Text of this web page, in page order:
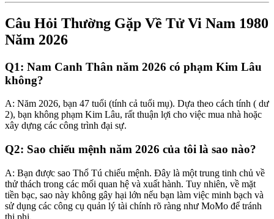
Câu Hỏi Thường Gặp Về Tử Vi Nam 1980
Năm 2026
Q1: Nam Canh Thân năm 2026 có phạm Kim Lâu
không?
A: Năm 2026, bạn 47 tuổi (tính cả tuổi mụ). Dựa theo cách tính ( dư
2), bạn không phạm Kim Lâu, rất thuận lợi cho việc mua nhà hoặc
xây dựng các công trình đại sự.
Q2: Sao chiếu mệnh năm 2026 của tôi là sao nào?
A: Bạn được sao Thổ Tú chiếu mệnh. Đây là một trung tinh chủ về
thử thách trong các mối quan hệ và xuất hành. Tuy nhiên, về mặt
tiền bạc, sao này không gây hại lớn nếu bạn làm việc minh bạch và
sử dụng các công cụ quản lý tài chính rõ ràng như MoMo để tránh
thị phi.